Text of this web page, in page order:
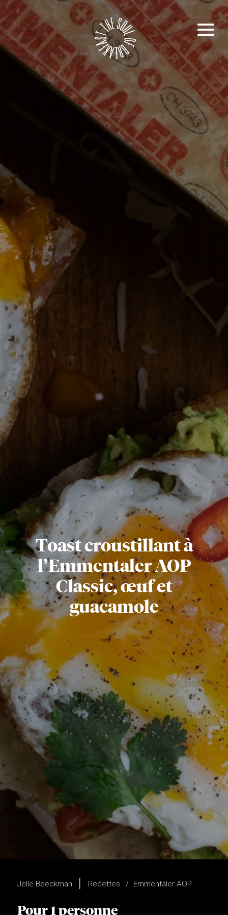
Toast croustillant à
l’Emmentaler AOP
Classic, œuf et
guacamole
Jelle Beeckman Recettes Emmentaler AOP
Pour 1 personne